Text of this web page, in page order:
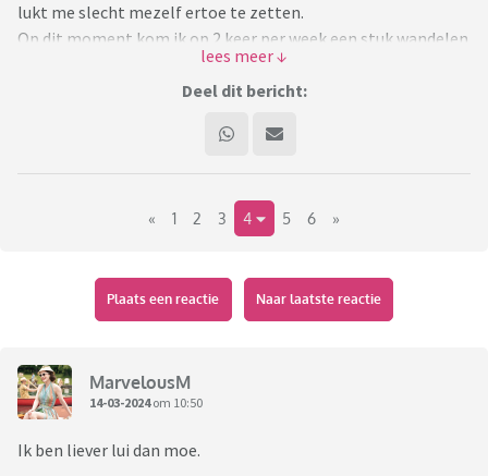
lukt me slecht mezelf ertoe te zetten.
Op dit moment kom ik op 2 keer per week een stuk wandelen
(8-10 kilometer), maar met een veelal zittend beroep is dat
Hoe is dat hier op het forum? Hoe vaak sport/beweeg jij per
week en wat doe je dan?
Misschien brengt het me dat nodige duwtje in de rug.
Deel dit bericht:
« 1 2 3 4 5 6 »
Plaats een reactie Naar laatste reactie
MarvelousM
14-03-2024om 10:50
Ik ben liever lui dan moe.